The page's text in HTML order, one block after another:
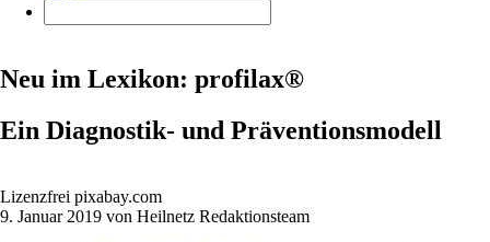
Neu im Lexikon: profilax®
Ein Diagnostik- und Präventionsmodell
Lizenzfrei pixabay.com
9. Januar 2019 von Heilnetz Redaktionsteam